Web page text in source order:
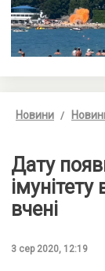
Новини
Дату
вчені
3 сер 2020, 12:19